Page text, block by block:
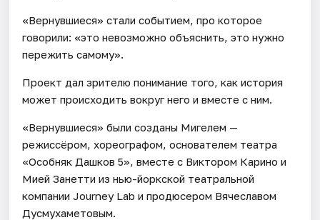
«Вернувшиеся» стали событием, про которое
говорили: «это невозможно объяснить, это нужно
пережить самому».
Проект дал зрителю понимание того, как история
может происходить вокруг него и вместе с ним.
«Вернувшиеся» были созданы Мигелем —
режиссёром, хореографом, основателем театра
«Особняк Дашков 5», вместе с Виктором Карино и
Мией Занетти из нью-йоркской театральной
компании Journey Lab и продюсером Вячеславом
Дусмухаметовым.